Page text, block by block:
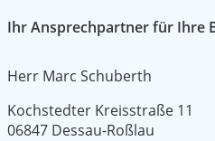
Ihr Ansprechpartner für Ihre
Herr Marc Schuberth
Kochstedter Kreisstraße 11
06847 Dessau-Roßlau